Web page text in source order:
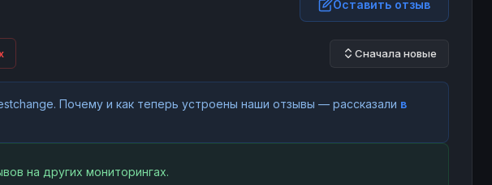
Оставить отзыв
Сначала новые
Почему и как теперь устроены наши отзывы — рассказали в
на других мониторингах.